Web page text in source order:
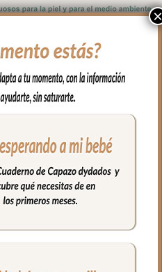
capazos.
para todo tipo de capazos.
mayor seguridad.
borde.
transpirabilidad.
al natural.
×